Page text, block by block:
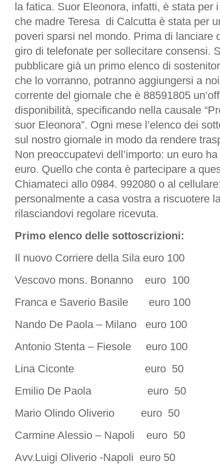
la fatica. Suor Eleonora, infatti, è stata per
che madre Teresa di Calcutta è stata per
poveri sparsi nel mondo. Prima di lanciare
giro di telefonate per sollecitare consensi.
pubblicare già un primo elenco di
che lo vorranno, potranno aggiungersi a
corrente del giornale che è 88591805
disponibilità, specificando nella causale
suor Eleonora”. Ogni mese l’elenco dei
sul nostro giornale in modo da rendere
Non preoccupatevi dell’importo: un euro
euro. Quello che conta è partecipare a
Chiamateci allo 0984. 992080 o al
personalmente a casa vostra a riscuotere
rilasciandovi regolare ricevuta.
Primo elenco delle sottoscrizioni:
Il nuovo Corriere della Sila euro 100
Vescovo mons. Bonanno euro 100
Franca e Saverio Basile euro 100
Nando De Paola – Milano euro 100
Antonio Stenta – Fiesole euro 100
Lina Ciconte euro 50
Emilio De Paola euro 50
Mario Olindo Oliverio euro 50
Carmine Alessio – Napoli euro 50
Avv.Luigi Oliverio -Napoli euro 50